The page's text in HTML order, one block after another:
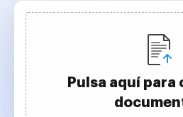
Pulsa aquí para